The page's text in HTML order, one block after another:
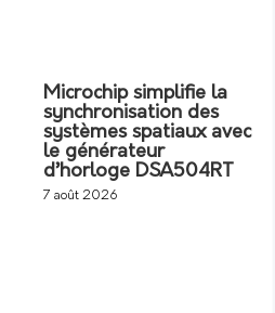
Microchip simplifie la
synchronisation des
systèmes spatiaux avec
le générateur
d’horloge DSA504RT
7 août 2026